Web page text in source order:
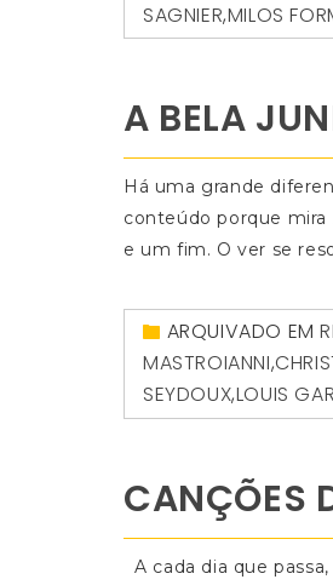
SAGNIER,MILOS
A BELA
Há uma grande
conteúdo porque
e um fim. O ver se
ARQUIVADO EM
MASTROIANNI,
SEYDOUX,LOUIS
CANÇÕES
A cada dia que